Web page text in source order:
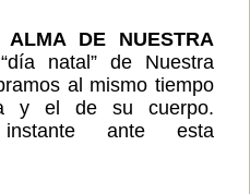
ALMA DE NUESTRA
natal” de Nuestra
al mismo tiempo
y el de su cuerpo.
instante ante esta